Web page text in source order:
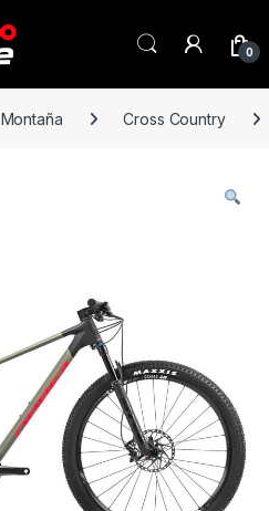
0
Montaña Cross Country